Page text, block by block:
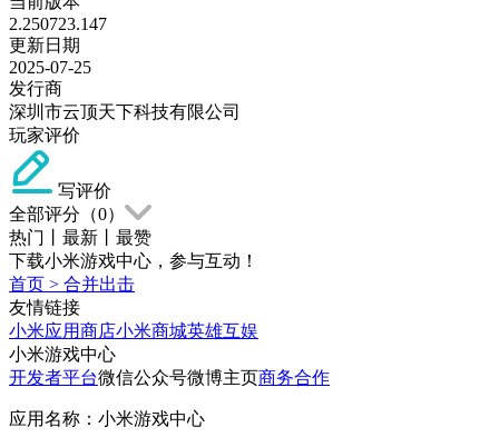
2.250723.147
更新日期
2025-07-25
发行商
深圳市云顶天下科技有限公司
玩家评价
写评价
全部评分（0）
热门
最新
最赞
下载小米游戏中心，参与互动！
首页 > 合并出击
友情链接
小米应用商店小米商城英雄互娱
小米游戏中心
开发者平台微信公众号微博主页商务合作
应用名称：小米游戏中心